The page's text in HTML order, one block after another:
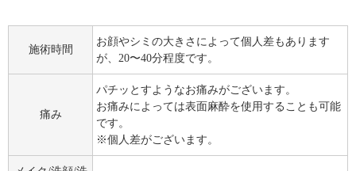
施術時間
お顔やシミの大きさによって個人差もあります
が、20〜40分程度です。
痛み
パチッとすようなお痛みがございます。
お痛みによっては表面麻酔を使用することも可能
です。
※個人差がございます。